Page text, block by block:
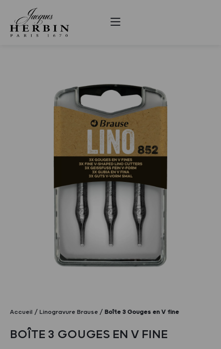
Accueil Linogravure Brause Boîte 3 Gouges en V fine
BOÎTE 3 GOUGES EN V FINE